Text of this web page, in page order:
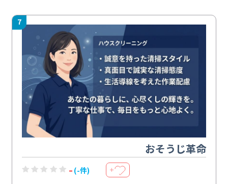
7
おそうじ革命
- (-件) ＋